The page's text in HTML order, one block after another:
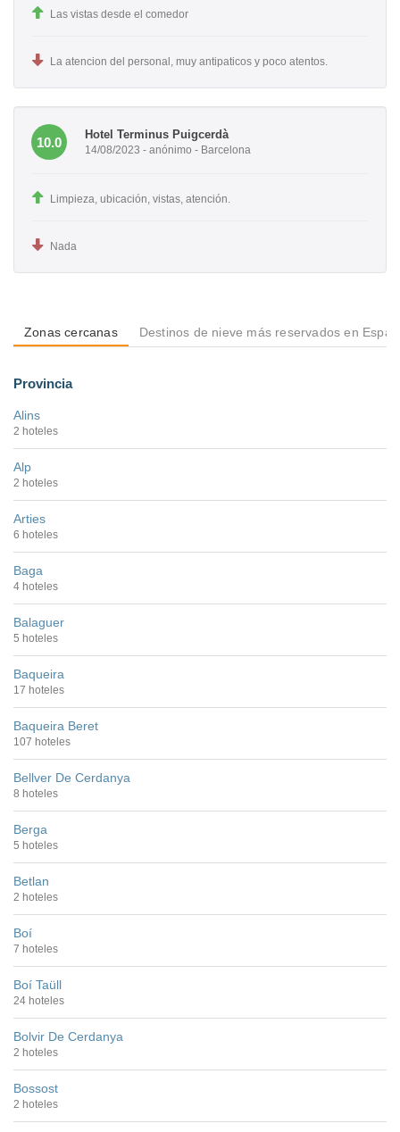
Las vistas desde el comedor
La atencion del personal, muy antipaticos y poco atentos.
10.0
Hotel Terminus Puigcerdà
14/08/2023 - anónimo - Barcelona
Limpieza, ubicación, vistas, atención.
Nada
Zonas cercanas Destinos de nieve más reservados en
Provincia
Alins
2 hoteles
Alp
2 hoteles
Arties
6 hoteles
Baga
4 hoteles
Balaguer
5 hoteles
Baqueira
17 hoteles
Baqueira Beret
107 hoteles
Bellver De Cerdanya
8 hoteles
Berga
5 hoteles
Betlan
2 hoteles
Boí
7 hoteles
Boí Taüll
24 hoteles
Bolvir De Cerdanya
2 hoteles
Bossost
2 hoteles